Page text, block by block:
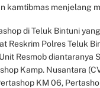
kamtibmas menjelang
di Teluk Bintuni
Reskrim Polres Teluk
Resmob diantaranya
Kamp. Nusantara
KM 06,